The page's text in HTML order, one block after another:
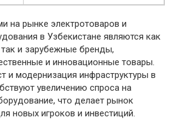
на рынке электротоваров и
в Узбекистане являются как
и зарубежные бренды,
и инновационные товары.
и модернизация инфраструктуры в
увеличению спроса на
что делает рынок
новых игроков и инвестиций.